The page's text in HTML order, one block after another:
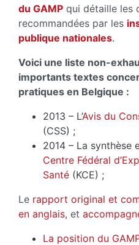
du GAMP qui détaille les
recommandées par les
publique nationales.
Voici une liste non-
importants textes
pratiques en Belgique :
2013 – L’Avis du
(CSS) ;
2014 – La synthèse
Centre Fédéral
Santé (KCE) ;
Le rapport original et
en anglais, et
La position du